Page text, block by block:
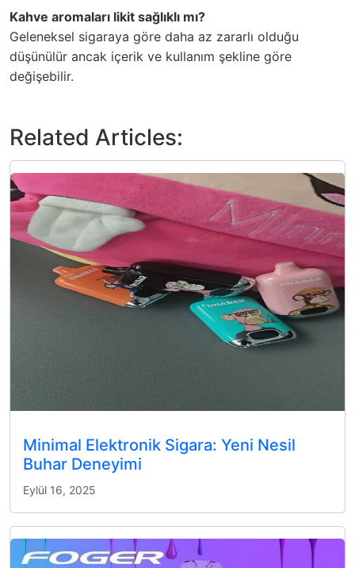
Kahve aromaları likit sağlıklı mı?
Geleneksel sigaraya göre daha az zararlı olduğu
düşünülür ancak içerik ve kullanım şekline göre
değişebilir.
Related Articles:
Minimal Elektronik Sigara: Yeni Nesil
Buhar Deneyimi
Eylül 16, 2025